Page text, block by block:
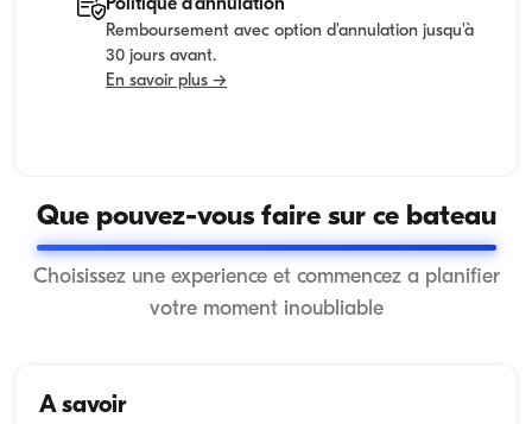
Politique d'annulation
Remboursement avec option d'annulation jusqu'à
30 jours avant.
En savoir plus →
Que pouvez-vous faire sur ce bateau
Choisissez une experience et commencez a planifier
votre moment inoubliable
A savoir